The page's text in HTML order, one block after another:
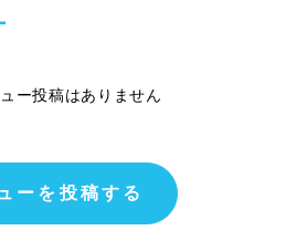
ー投稿はありません
ーを投稿する